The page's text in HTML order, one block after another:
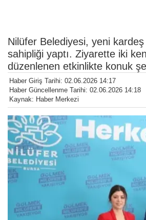
Nilüfer Belediyesi, yeni
sahipliği yaptı. Ziyarette iki
düzenlenen etkinlikte konuk
Haber Giriş Tarihi: 02.06.2026 14:17
Haber Güncellenme Tarihi: 02.06.2026 14:18
Kaynak: Haber Merkezi